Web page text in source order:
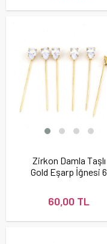
Zirkon Damla Taşlı
Gold Eşarp İğnesi 6
60,00 TL